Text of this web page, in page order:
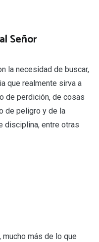
Señor
la necesidad de buscar,
que realmente sirva a
de perdición, de cosas
de peligro y de la
disciplina, entre otras
mucho más de lo que